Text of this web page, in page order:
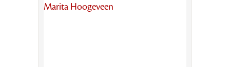
Marita Hoogeveen